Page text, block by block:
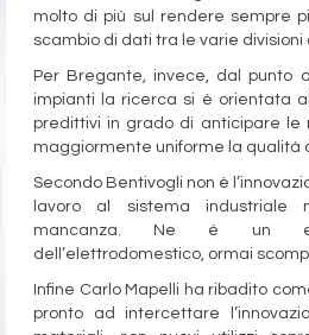
molto di più sul rendere sempre
scambio di dati tra le varie divisioni
Per Bregante, invece, dal punto
impianti la ricerca si è orientata
predittivi in grado di anticipare le
maggiormente uniforme la qualità
Secondo Bentivogli non è
lavoro al sistema industriale
mancanza. Ne è un
dell’elettrodomestico, ormai
Infine Carlo Mapelli ha ribadito
pronto ad intercettare